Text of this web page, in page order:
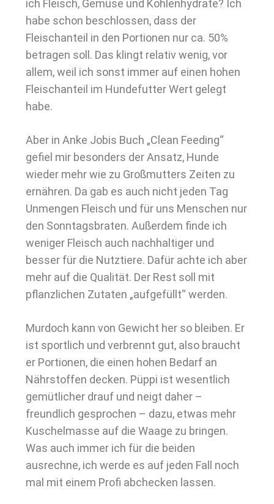
ich Fleisch, Gemüse und Kohlenhydrate? Ich
habe schon beschlossen, dass der
Fleischanteil in den Portionen nur ca. 50%
betragen soll. Das klingt relativ wenig, vor
allem, weil ich sonst immer auf einen hohen
Fleischanteil im Hundefutter Wert gelegt
habe.
Aber in Anke Jobis Buch „Clean Feeding“
gefiel mir besonders der Ansatz, Hunde
wieder mehr wie zu Großmutters Zeiten zu
ernähren. Da gab es auch nicht jeden Tag
Unmengen Fleisch und für uns Menschen nur
den Sonntagsbraten. Außerdem finde ich
weniger Fleisch auch nachhaltiger und
besser für die Nutztiere. Dafür achte ich aber
mehr auf die Qualität. Der Rest soll mit
pflanzlichen Zutaten „aufgefüllt“ werden.
Murdoch kann von Gewicht her so bleiben. Er
ist sportlich und verbrennt gut, also braucht
er Portionen, die einen hohen Bedarf an
Nährstoffen decken. Püppi ist wesentlich
gemütlicher drauf und neigt daher –
freundlich gesprochen – dazu, etwas mehr
Kuschelmasse auf die Waage zu bringen.
Was auch immer ich für die beiden
ausrechne, ich werde es auf jeden Fall noch
mal mit einem Profi abchecken lassen.